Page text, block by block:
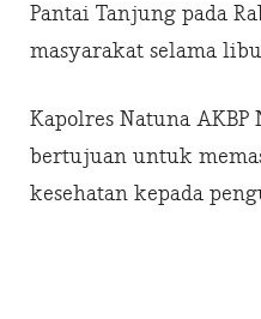
Pantai Tanjung pada
masyarakat selama
Kapolres Natuna
bertujuan untuk
kesehatan kepada